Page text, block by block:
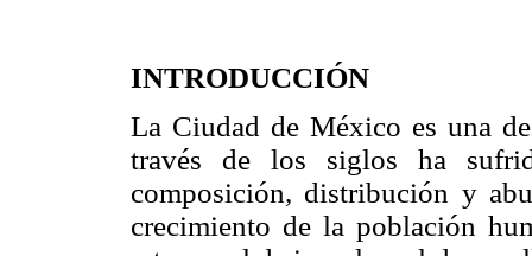
INTRODUCCIÓN
La Ciudad de México es una
través de los siglos ha
composición, distribución y
crecimiento de la población